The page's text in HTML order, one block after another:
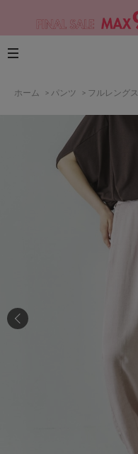
ホーム > パンツ > フルレングス